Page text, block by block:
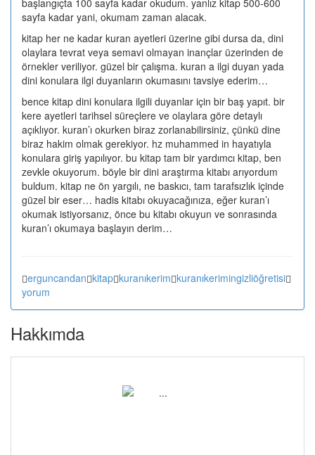
başlangıçta 100 sayfa kadar okudum. yanlız kitap 500-600
sayfa kadar yani, okumam zaman alacak.
kitap her ne kadar kuran ayetleri üzerine gibi dursa da, dini
olaylara tevrat veya semavi olmayan inançlar üzerinden de
örnekler veriliyor. güzel bir çalışma. kuran a ilgi duyan yada
dini konulara ilgi duyanların okumasını tavsiye ederim…
bence kitap dini konulara ilgili duyanlar için bir baş yapıt. bir
kere ayetleri tarihsel süreçlere ve olaylara göre detaylı
açıklıyor. kuran’ı okurken biraz zorlanabilirsiniz, çünkü dine
biraz hakim olmak gerekiyor. hz muhammed in hayatıyla
konulara giriş yapılıyor. bu kitap tam bir yardımcı kitap, ben
zevkle okuyorum. böyle bir dini araştırma kitabı arıyordum
buldum. kitap ne ön yargılı, ne baskıcı, tam tarafsızlık içinde
güzel bir eser… hadis kitabı okuyacağınıza, eğer kuran’ı
okumak istiyorsanız, önce bu kitabı okuyun ve sonrasında
kuran’ı okumaya başlayın derim…
erguncandan kitap kuranıkerim kuranıkerimingizliöğretisi
yorum
Hakkımda